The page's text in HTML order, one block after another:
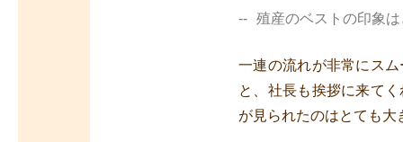
殖産のベストの印象
一連の流れが非常にス
と、社長も挨拶に来て
が見られたのはとても